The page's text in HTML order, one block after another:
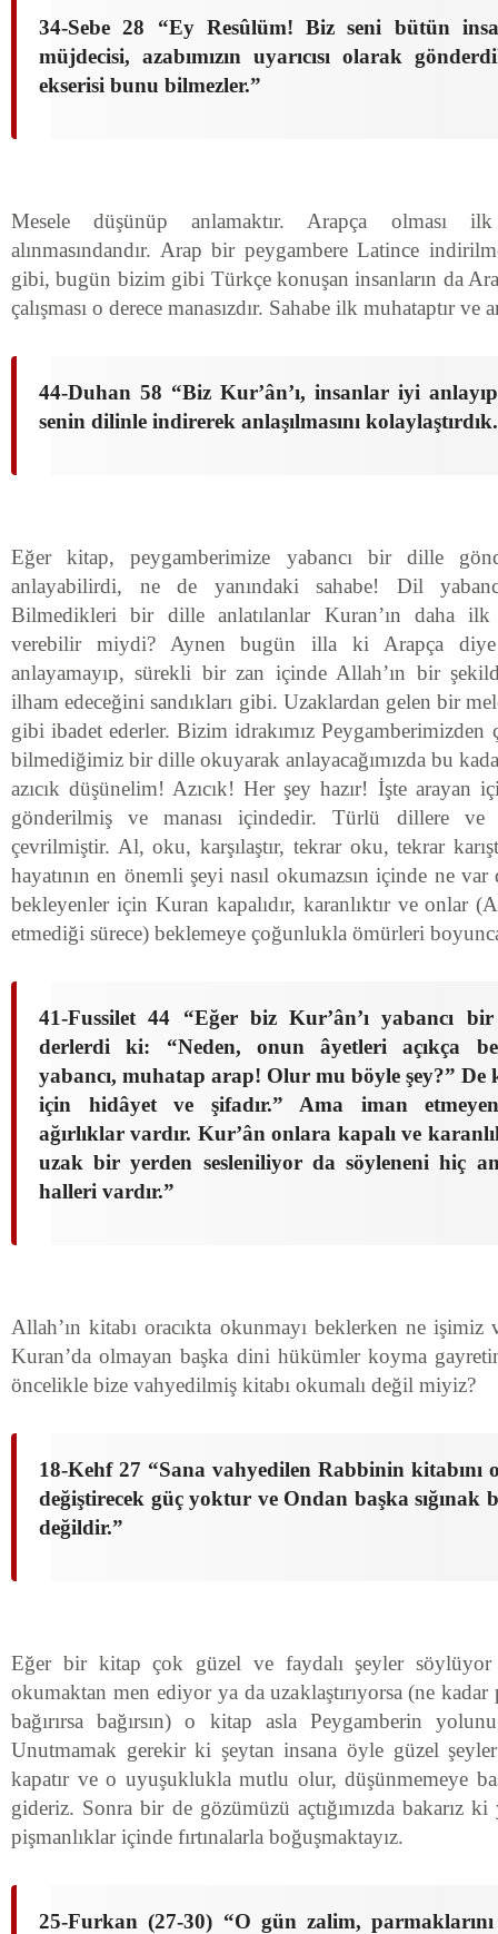
34-Sebe 28 “Ey Resûlüm! Biz seni bütün
müjdecisi, azabımızın uyarıcısı olarak
ekserisi bunu bilmezler.”
Mesele düşünüp anlamaktır. Arapça olması
alınmasındandır. Arap bir peygambere Latince
gibi, bugün bizim gibi Türkçe konuşan insanların da
çalışması o derece manasızdır. Sahabe ilk muhataptır
44-Duhan 58 “Biz Kur’ân’ı, insanlar iyi
senin dilinle indirerek anlaşılmasını kolaylaştırdık.
Eğer kitap, peygamberimize yabancı bir dille
anlayabilirdi, ne de yanındaki sahabe! Dil
Bilmedikleri bir dille anlatılanlar Kuran’ın daha ilk
verebilir miydi? Aynen bugün illa ki Arapça
anlayamayıp, sürekli bir zan içinde Allah’ın bir
ilham edeceğini sandıkları gibi. Uzaklardan gelen bir
gibi ibadet ederler. Bizim idrakımız Peygamberimizden
bilmediğimiz bir dille okuyarak anlayacağımızda bu
azıcık düşünelim! Azıcık! Her şey hazır! İşte arayan
gönderilmiş ve manası içindedir. Türlü dillere ve
çevrilmiştir. Al, oku, karşılaştır, tekrar oku, tekrar
hayatının en önemli şeyi nasıl okumazsın içinde ne
bekleyenler için Kuran kapalıdır, karanlıktır ve onlar
etmediği sürece) beklemeye çoğunlukla ömürleri
41-Fussilet 44 “Eğer biz Kur’ân’ı yabancı
derlerdi ki: “Neden, onun âyetleri açıkça
yabancı, muhatap arap! Olur mu böyle şey?” De
için hidâyet ve şifadır.” Ama iman
ağırlıklar vardır. Kur’ân onlara kapalı ve
uzak bir yerden sesleniliyor da söyleneni hiç
halleri vardır.”
Allah’ın kitabı oracıkta okunmayı beklerken ne
Kuran’da olmayan başka dini hükümler koyma
öncelikle bize vahyedilmiş kitabı okumalı değil miyiz?
18-Kehf 27 “Sana vahyedilen Rabbinin kitabını
değiştirecek güç yoktur ve Ondan başka
değildir.”
Eğer bir kitap çok güzel ve faydalı şeyler
okumaktan men ediyor ya da uzaklaştırıyorsa (ne
bağırırsa bağırsın) o kitap asla Peygamberin
Unutmamak gerekir ki şeytan insana öyle güzel
kapatır ve o uyuşuklukla mutlu olur, düşünmemeye
gideriz. Sonra bir de gözümüzü açtığımızda bakarız
pişmanlıklar içinde fırtınalarla boğuşmaktayız.
25-Furkan (27-30) “O gün zalim, parmaklarını